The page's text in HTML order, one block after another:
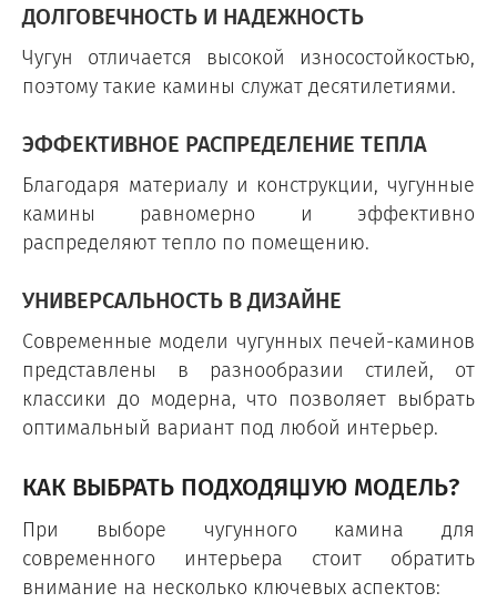
ДОЛГОВЕЧНОСТЬ И НАДЕЖНОСТЬ
Чугун отличается высокой износостойкостью,
поэтому такие камины служат десятилетиями.
ЭФФЕКТИВНОЕ РАСПРЕДЕЛЕНИЕ ТЕПЛА
Благодаря материалу и конструкции, чугунные
камины равномерно и эффективно
распределяют тепло по помещению.
УНИВЕРСАЛЬНОСТЬ В ДИЗАЙНЕ
Современные модели чугунных печей-каминов
представлены в разнообразии стилей, от
классики до модерна, что позволяет выбрать
оптимальный вариант под любой интерьер.
КАК ВЫБРАТЬ ПОДХОДЯЩУЮ МОДЕЛЬ?
При выборе чугунного камина для
современного интерьера стоит обратить
внимание на несколько ключевых аспектов: